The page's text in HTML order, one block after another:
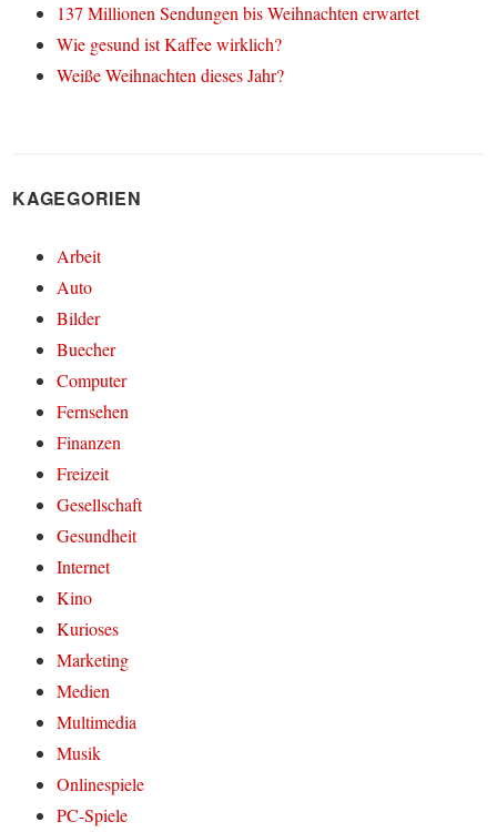
137 Millionen Sendungen bis Weihnachten erwartet
Wie gesund ist Kaffee wirklich?
Weiße Weihnachten dieses Jahr?
KAGEGORIEN
Arbeit
Auto
Bilder
Buecher
Computer
Fernsehen
Finanzen
Freizeit
Gesellschaft
Gesundheit
Internet
Kino
Kurioses
Marketing
Medien
Multimedia
Musik
Onlinespiele
PC-Spiele